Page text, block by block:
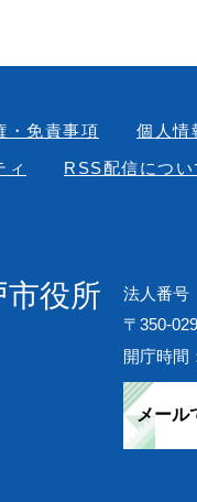
・免責事項
個人情
ィ
RSS配信につい
市役所
法人番号
〒350-
開庁時間
メール